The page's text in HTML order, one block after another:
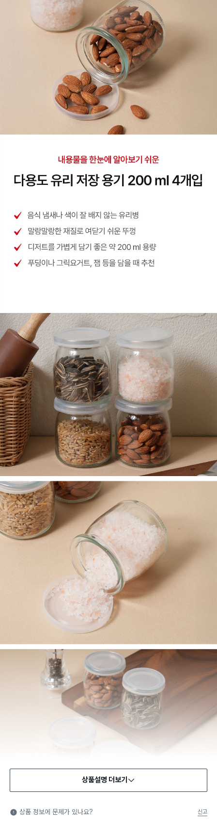
식품용 기구: 식품위생법에서 정한 규격에 따라 제조되어 식품 또
는 식품첨가물에 사용할 수 있는 식품용기구라는 표시입니다.
상품설명 더보기
상품 정보에 문제가 있나요? 신고